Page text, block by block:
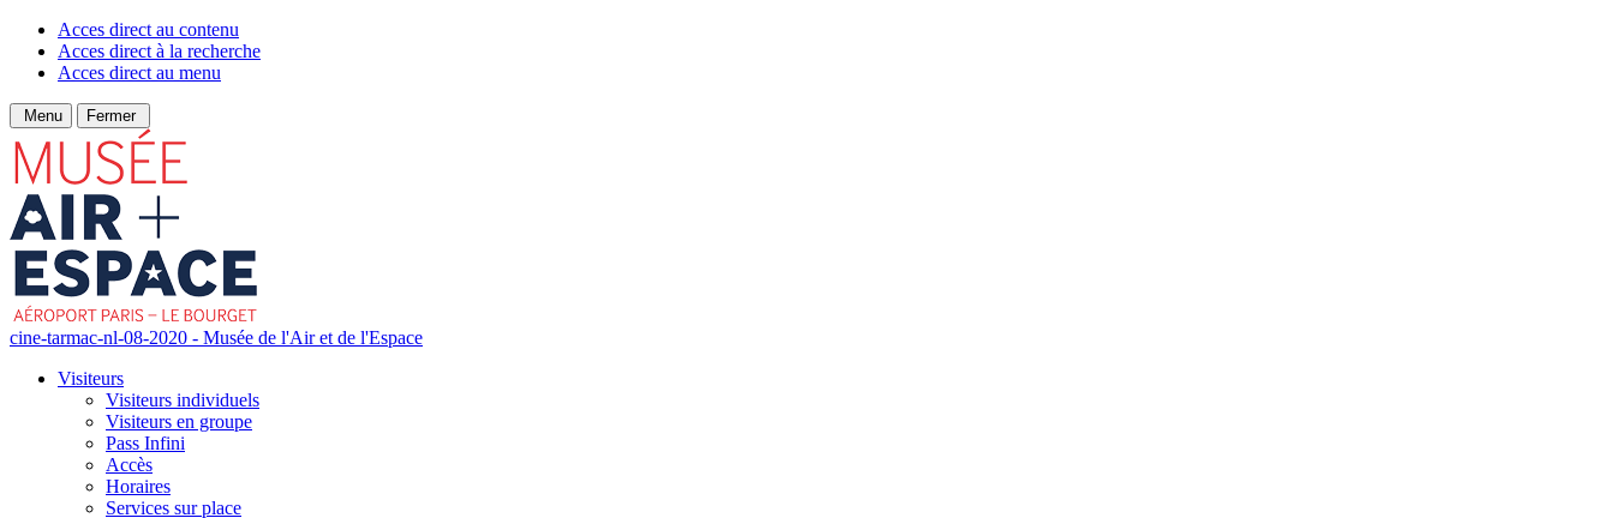
Acces direct au contenu
Acces direct à la recherche
Acces direct au menu
Menu Fermer
cine-tarmac-nl-08-2020 - Musée de l'Air et de l'Espace
Visiteurs
Visiteurs individuels
Visiteurs en groupe
Pass Infini
Accès
Horaires
Services sur place